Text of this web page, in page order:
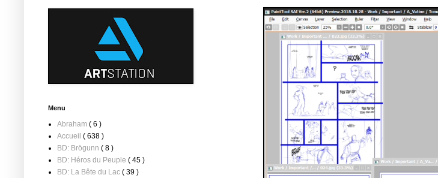
Menu
Abraham ( 6 )
Accueil ( 638 )
BD: Brögunn ( 8 )
BD: Héros du Peuple ( 45 )
BD: La Bête du Lac ( 39 )